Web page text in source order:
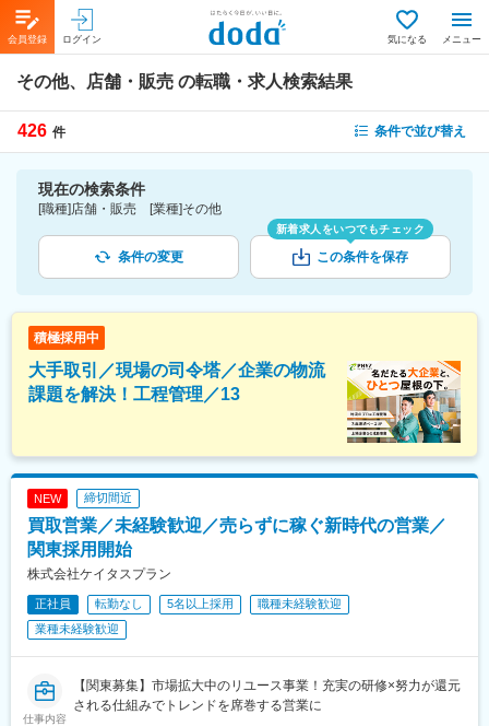
会員登録 ログイン 気になる メニュー
その他、店舗・販売 の転職・求人検索結果
426 件 条件で並び替え
現在の検索条件
[職種]店舗・販売 [業種]その他
条件の変更
新着求人をいつでもチェック
この条件を保存
積極採用中
大手取引／現場の司令塔／企業の物流
課題を解決！工程管理／13
NEW 締切間近
買取営業／未経験歓迎／売らずに稼ぐ新時代の営業／
関東採用開始
株式会社ケイタスプラン
正社員 転勤なし 5名以上採用
職種未経験歓迎
業種未経験歓迎
仕事内容
【関東募集】市場拡大中のリユース事業！充実の研修×努力が還元
される仕組みでトレンドを席巻する営業に